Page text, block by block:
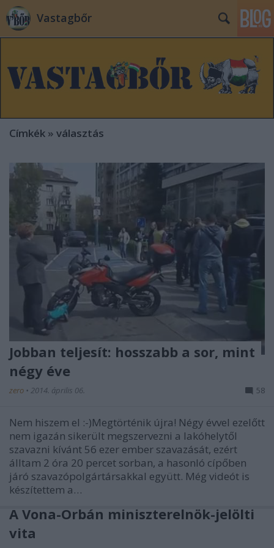
Vastagbőr
Címkék » választás
Jobban teljesít: hosszabb a sor, mint
négy éve
zero • 2014. április 06. 58
Nem hiszem el :-)Megtörténik újra! Négy évvel ezelőtt
nem igazán sikerült megszervezni a lakóhelytől
szavazni kívánt 56 ezer ember szavazását, ezért
álltam 2 óra 20 percet sorban, a hasonló cípőben
járó szavazópolgártársakkal együtt. Még videót is
készítettem a…
A Vona-Orbán miniszterelnök-jelölti
vita